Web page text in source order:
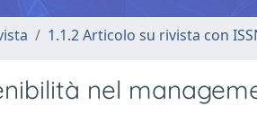
1.1.2 Articolo su rivista con
nel